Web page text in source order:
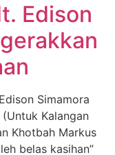
Edison
Simamora
Kalangan
Khotbah Markus
belas kasihan”